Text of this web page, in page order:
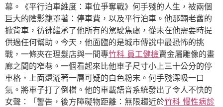
幕。《平行泊車維度：車位爭奪戰》何手殘的人生，被兩個
巨大的陰影籠罩著：停車費，以及平行泊車。他那輛老舊的
掀背車，彷彿繼承了他所有的駕駛焦慮，從未在他需要時提
供過任何幫助。今天，他面臨的是城市傳說中最恐怖的挑
戰，一條夾在理髮店與一間專竹科 員工健檢賣金屬雕像的畫
廊之間的窄巷。一個看起來比他車子尺寸小上三十公分的停
車格，上面還灑著一層可疑的白色粉末。何手殘深吸一口
氣。將車子打了倒檔。他的車載語音系統發出了令人不快的
女聲：「警告，後方障礙物距離：無限趨近於竹科 慢性病診